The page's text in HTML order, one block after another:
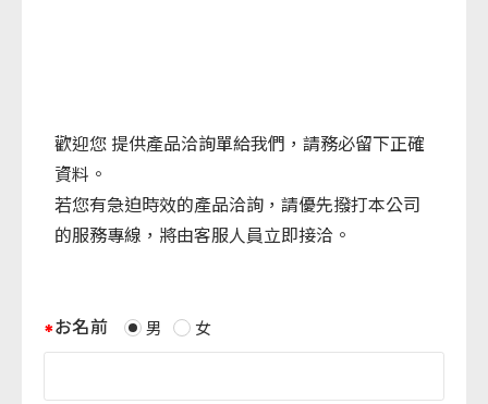
歡迎您 提供產品洽詢單給我們，請務必留下正確
資料。
若您有急迫時效的產品洽詢，請優先撥打本公司
的服務專線，將由客服人員立即接洽。
お名前 男 女